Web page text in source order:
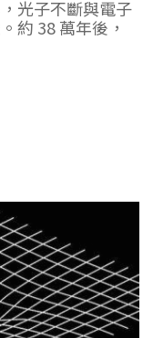
光子不斷與電子
約 38 萬年後，